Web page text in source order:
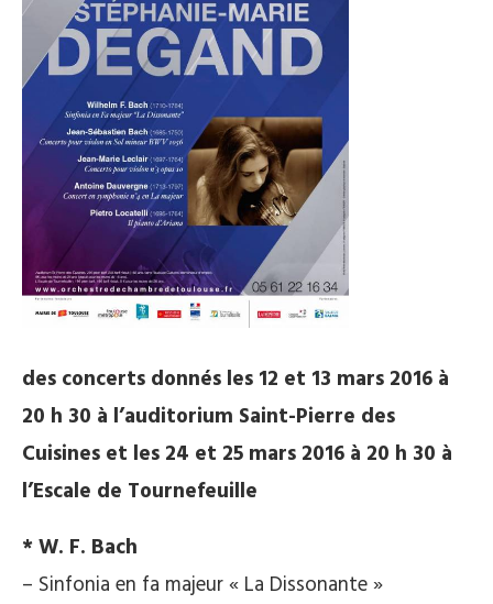
des concerts donnés les 12 et 13 mars 2016 à
20 h 30 à l’auditorium Saint-Pierre des
Cuisines et les 24 et 25 mars 2016 à 20 h 30 à
l’Escale de Tournefeuille
* W. F. Bach
– Sinfonia en fa majeur « La Dissonante »